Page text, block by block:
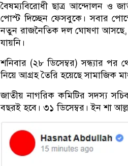
বৈষম্যবিরোধী ছাত্র আন্দোলন ও
পোস্ট দিচ্ছেন ফেসবুকে। সবার
নতুন রাজনৈতিক দল ঘোষণা আসছে,
যায়নি।
শনিবার (২৮ ডিসেম্বর) সন্ধ্যার পর
নিয়ে আগ্রহ তৈরি হয়েছে সামাজিক
জাতীয় নাগরিক কমিটির সদস্য
বছরই হবে। ৩১ ডিসেম্বর। ইন শা